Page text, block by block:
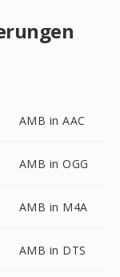
AMB in AAC
AMB in OGG
AMB in M4A
AMB in DTS